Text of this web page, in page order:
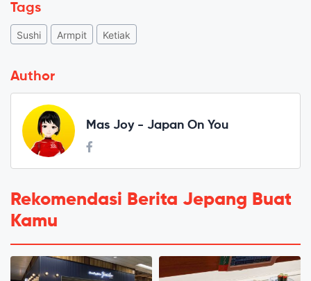
Tags
Sushi Armpit Ketiak
Author
Mas Joy - Japan On You
Rekomendasi Berita Jepang Buat
Kamu